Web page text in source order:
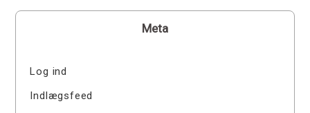
Meta
Log ind
Indlægsfeed